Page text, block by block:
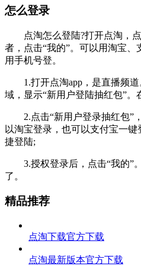
怎么登录
点淘怎么登陆?打开点淘，点
者，点击“我的”。可以用淘宝
用手机号登。
1.打开点淘app，是直播频道
域，显示“新用户登陆抽红包”。
2.点击“新用户登录抽红包”
以淘宝登录，也可以支付宝一
捷登陆;
3.授权登录后，点击“我的”
了。
精品推荐
点淘下载官方下载
点淘最新版本官方下载